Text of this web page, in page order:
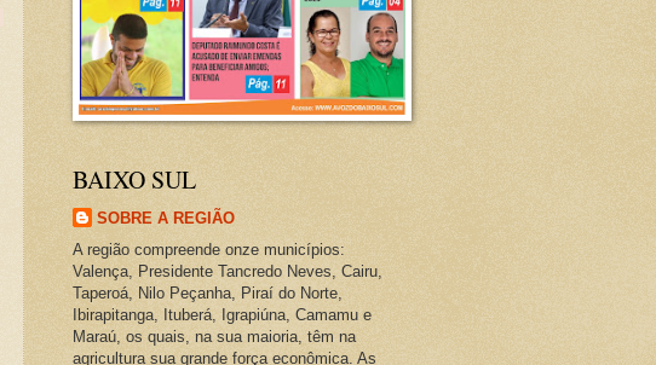
BAIXO SUL
SOBRE A REGIÃO
A região compreende onze municípios:
Valença, Presidente Tancredo Neves, Cairu,
Taperoá, Nilo Peçanha, Piraí do Norte,
Ibirapitanga, Ituberá, Igrapiúna, Camamu e
Maraú, os quais, na sua maioria, têm na
agricultura sua grande força econômica. As